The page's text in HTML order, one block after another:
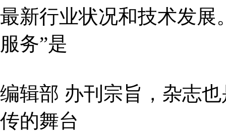
最新行业状况和技术发展
服务”是
编辑部 办刊宗旨，杂志
传的舞台